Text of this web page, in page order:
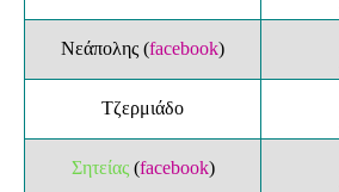
Νεάπολης (facebook)
Τζερμιάδο
Σητείας(facebook)